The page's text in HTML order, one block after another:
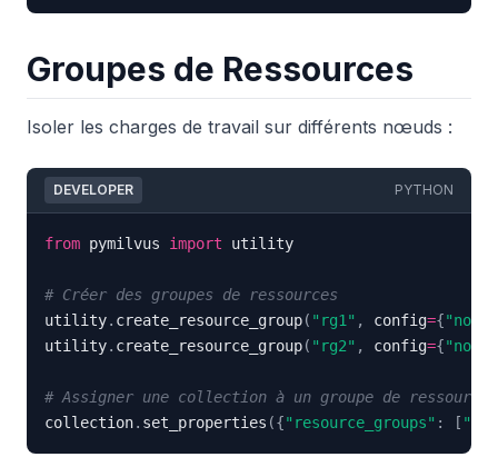
Groupes de Ressources
Isoler les charges de travail sur différents nœuds :
DEVELOPER PYTHON
from pymilvus import
# Créer des groupes de ressources
utility. create_resource_group( "rg1" , config={
utility. create_resource_group( "rg2" , config={
# Assigner une collection à un groupe de ressources
collection. set_properties ({"resource_groups" : [